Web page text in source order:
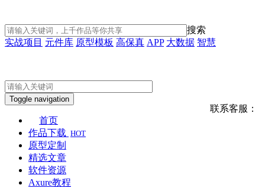
搜索
实战项目 元件库 原型模板 高保真 APP 大数据 智慧
联系客服：
Toggle navigation
首页
作品下载 HOT
原型定制
精选文章
软件资源
Axure教程